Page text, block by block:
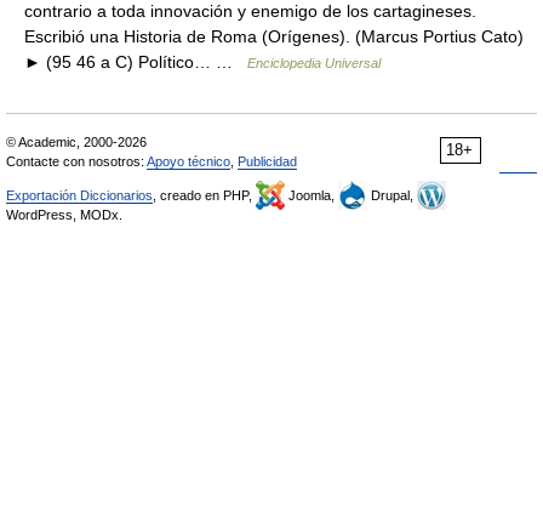
contrario a toda innovación y enemigo de los cartagineses.
Escribió una Historia de Roma (Orígenes). (Marcus Portius Cato)
► (95 46 a C) Político… …
Enciclopedia Universal
18+
© Academic, 2000-2026
Contacte con nosotros: Apoyo técnico Publicidad
Exportación Diccionarios , creado en PHP, Joomla,
Drupal,
WordPress, MODx.